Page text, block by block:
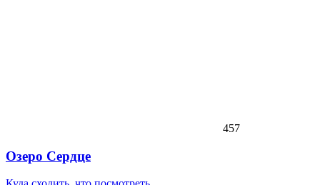
457
Озеро Сердце